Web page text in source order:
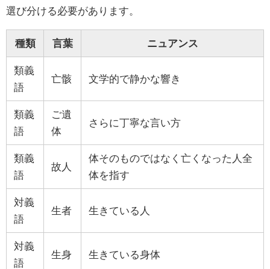
選び分ける必要があります。
種類 言葉 ニュアンス
類義
語
亡骸 文学的で静かな響き
類義
語
ご遺
体
さらに丁寧な言い方
類義
語
故人
体そのものではなく亡くなった人全
体を指す
対義
語
生者 生きている人
対義
語
生身 生きている身体